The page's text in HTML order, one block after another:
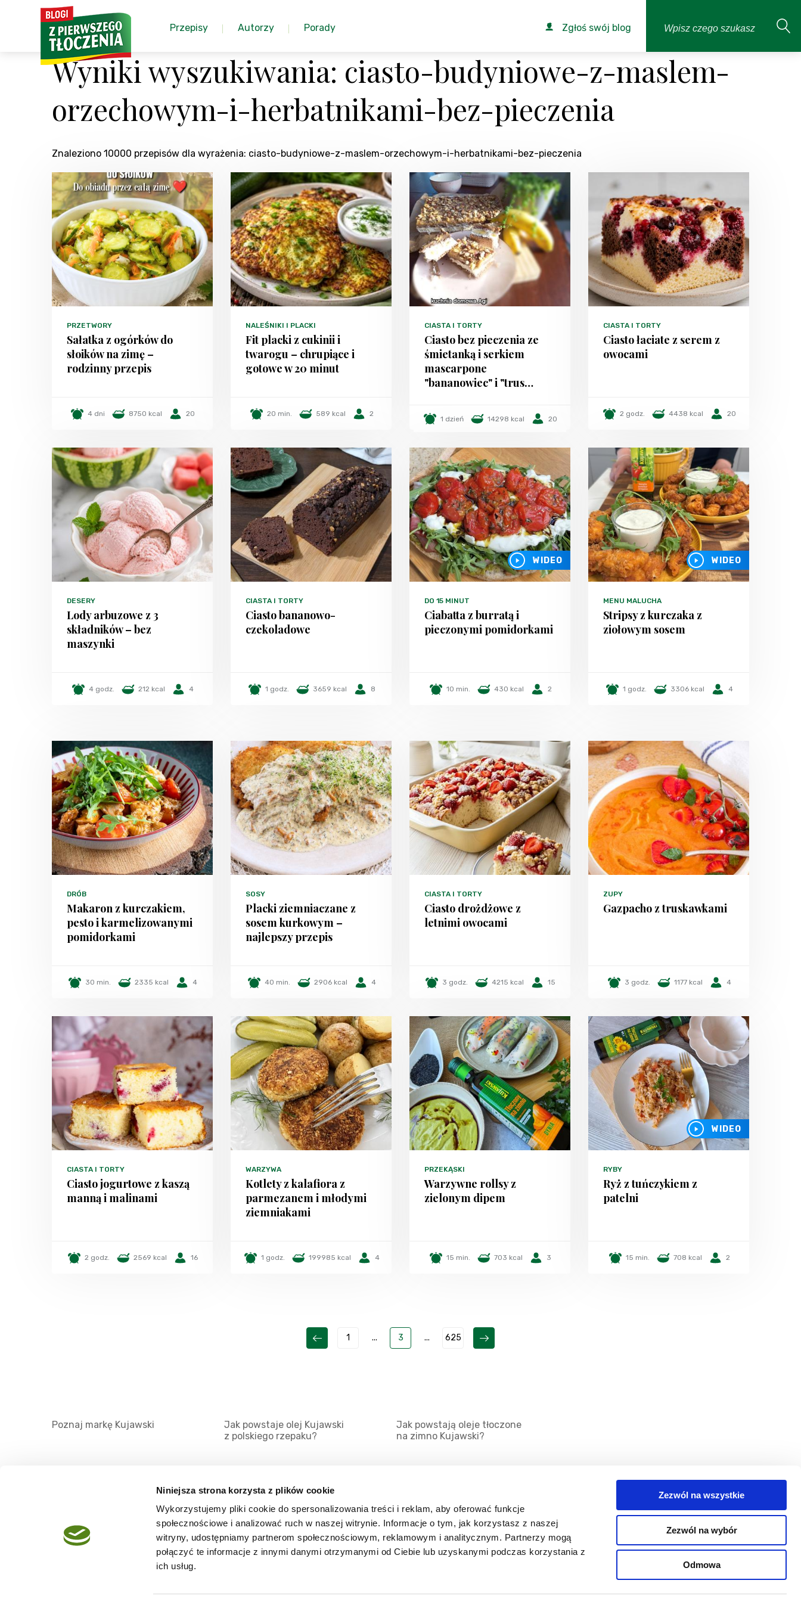
Niniejsza strona korzysta z plików cookie
Wykorzystujemy pliki cookie do spersonalizowania treści i reklam, aby oferować funkcje
społecznościowe i analizować ruch w naszej witrynie. Informacje o tym, jak korzystasz z naszej
witryny, udostępniamy partnerom społecznościowym, reklamowym i analitycznym. Partnerzy mogą
połączyć te informacje z innymi danymi otrzymanymi od Ciebie lub uzyskanymi podczas korzystania z
ich usług.
Zezwól na wszystkie
Zezwól na wybór
Odmowa
Przepisy Autorzy Porady Zgłoś swój blog
Wyniki wyszukiwania: ciasto-budyniowe-z-maslem-
orzechowym-i-herbatnikami-bez-pieczenia
Znaleziono 10000 przepisów dla wyrażenia: ciasto-budyniowe-z-maslem-orzechowym-i-herbatnikami-bez-pieczenia
PRZETWORY
Sałatka z ogórków do
słoików na zimę –
rodzinny przepis
4 dni 8750 kcal 20
NALEŚNIKI I PLACKI
Fit placki z cukinii i
twarogu – chrupiące i
gotowe w 20 minut
20 min. 589 kcal 2
CIASTA I TORTY
Ciasto bez pieczenia ze
śmietanką i serkiem
mascarpone
"bananowiec" i "trus…
1 dzień 14298 kcal 20
CIASTA I TORTY
Ciasto łaciate z serem z
owocami
2 godz. 4438 kcal 20
DESERY
Lody arbuzowe z 3
składników – bez
maszynki
4 godz. 212 kcal 4
CIASTA I TORTY
Ciasto bananowo-
czekoladowe
1 godz. 3659 kcal 8
WIDEO
DO 15 MINUT
Ciabatta z burratą i
pieczonymi pomidorkami
10 min. 430 kcal 2
WIDEO
MENU MALUCHA
Stripsy z kurczaka z
ziołowym sosem
1 godz. 3306 kcal 4
DRÓB
Makaron z kurczakiem,
pesto i karmelizowanymi
pomidorkami
30 min. 2335 kcal 4
SOSY
Placki ziemniaczane z
sosem kurkowym –
najlepszy przepis
40 min. 2906 kcal 4
CIASTA I TORTY
Ciasto drożdżowe z
letnimi owocami
3 godz. 4215 kcal 15
ZUPY
Gazpacho z truskawkami
3 godz. 1177 kcal 4
CIASTA I TORTY
Ciasto jogurtowe z kaszą
manną i malinami
2 godz. 2569 kcal 16
WARZYWA
Kotlety z kalafiora z
parmezanem i młodymi
ziemniakami
1 godz. 199985 kcal 4
PRZEKĄSKI
Warzywne rollsy z
zielonym dipem
15 min. 703 kcal 3
WIDEO
RYBY
Ryż z tuńczykiem z
patelni
15 min. 708 kcal 2
1 ... 3 ... 625
Poznaj markę Kujawski
Jak powstaje olej Kujawski
z polskiego rzepaku?
Jak powstają oleje tłoczone
na zimno Kujawski?
Regulamin
Mapa serwisu
Kanały RSS
Porady
Kategorie
Kontakt
Zaloguj się